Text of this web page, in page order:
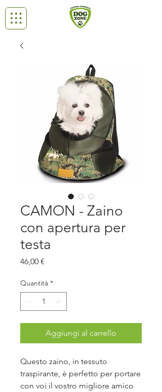
CAMON - Zaino
con apertura per
testa
46,00 €
Quantità *
Aggiungi al carrello
Questo zaino, in tessuto
traspirante, è perfetto per portare
con voi il vostro migliore amico